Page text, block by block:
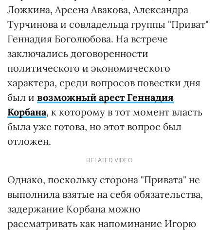
Ложкина, Арсена Авакова, Александра
Турчинова и совладельца группы "Приват"
Геннадия Боголюбова. На встрече
заключались договоренности
политического и экономического
характера, среди вопросов повестки дня
был и возможный арест Геннадия
Корбана, к которому в тот момент власть
была уже готова, но этот вопрос был
отложен.
RELATED VIDEO
Однако, поскольку сторона "Привата" не
выполнила взятые на себя обязательства,
задержание Корбана можно
рассматривать как напоминание Игорю